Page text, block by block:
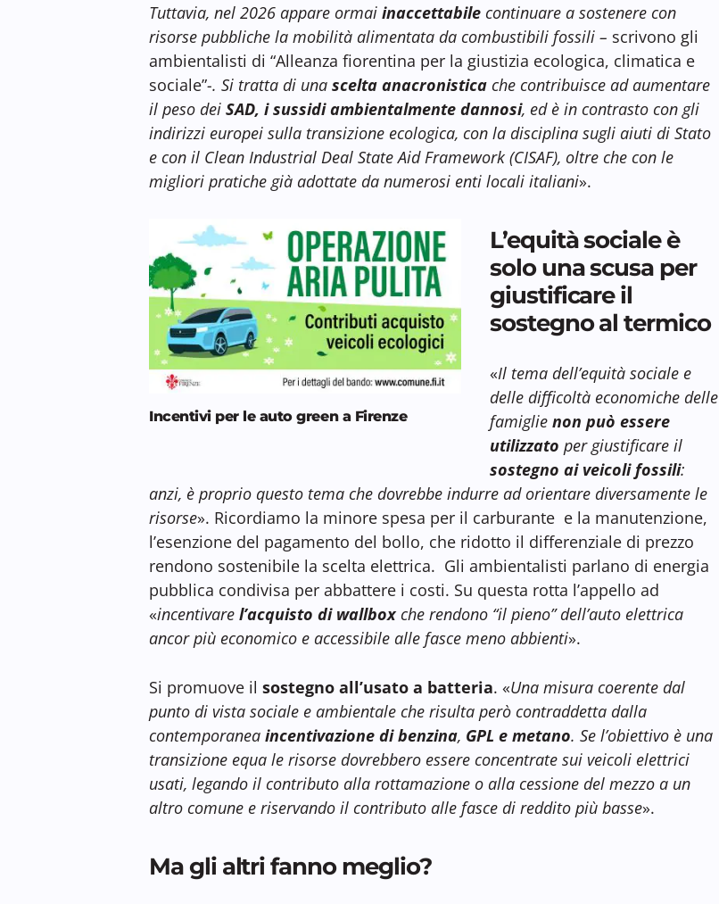
Tuttavia, nel 2026 appare ormai inaccettabile continuare a sostenere con
risorse pubbliche la mobilità alimentata da combustibili fossili – scrivono gli
ambientalisti di “Alleanza fiorentina per la giustizia ecologica, climatica e
sociale”-. Si tratta di una scelta anacronistica che contribuisce ad aumentare
il peso dei SAD, i sussidi ambientalmente dannosi, ed è in contrasto con gli
indirizzi europei sulla transizione ecologica, con la disciplina sugli aiuti di Stato
e con il Clean Industrial Deal State Aid Framework (CISAF), oltre che con le
migliori pratiche già adottate da numerosi enti locali italiani».
Incentivi per le auto green a Firenze
L’equità sociale è
solo una scusa per
giustificare il
sostegno al termico
«Il tema dell’equità sociale e
delle difficoltà economiche delle
famiglie non può essere
utilizzato per giustificare il
sostegno ai veicoli fossili:
anzi, è proprio questo tema che dovrebbe indurre ad orientare diversamente le
risorse». Ricordiamo la minore spesa per il carburante e la manutenzione,
l’esenzione del pagamento del bollo, che ridotto il differenziale di prezzo
rendono sostenibile la scelta elettrica. Gli ambientalisti parlano di energia
pubblica condivisa per abbattere i costi. Su questa rotta l’appello ad
«incentivare l’acquisto di wallboxche rendono “il pieno” dell’auto elettrica
ancor più economico e accessibile alle fasce meno abbienti».
Si promuove il sostegno all’usato a batteria. «Una misura coerente dal
punto di vista sociale e ambientale che risulta però contraddetta dalla
contemporanea incentivazione di benzina, GPL e metano. Se l’obiettivo è una
transizione equa le risorse dovrebbero essere concentrate sui veicoli elettrici
usati, legando il contributo alla rottamazione o alla cessione del mezzo a un
altro comune e riservando il contributo alle fasce di reddito più basse».
Ma gli altri fanno meglio?